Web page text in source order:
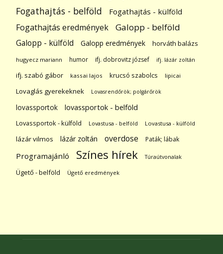
Fogathajtás - belföld Fogathajtás - külföld
Fogathajtás eredmények Galopp - belföld
Galopp - külföld Galopp eredmények horváth balázs
hugyecz mariann humor ifj. dobrovitz józsef ifj. lázár zoltán
ifj. szabó gábor kassai lajos krucsó szabolcs lipicai
Lovaglás gyerekeknek Lovasrendőrök; polgárőrök
lovassportok lovassportok - belföld
Lovassportok - külföld Lovastusa - belföld Lovastusa - külföld
lázár vilmos lázár zoltán overdose Paták; lábak
Programajánló Színes hírek Túraútvonalak
Ügető - belföld Ügető eredmények